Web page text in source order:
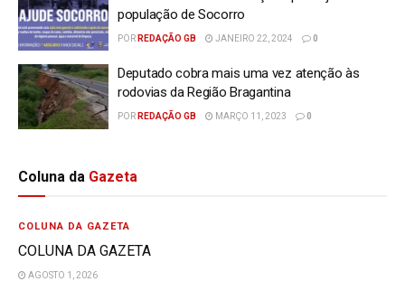
população de Socorro
POR REDAÇÃO GB JANEIRO 22, 2024 0
Deputado cobra mais uma vez atenção às
rodovias da Região Bragantina
POR REDAÇÃO GB MARÇO 11, 2023 0
Coluna da Gazeta
COLUNA DA GAZETA
COLUNA DA GAZETA
AGOSTO 1, 2026